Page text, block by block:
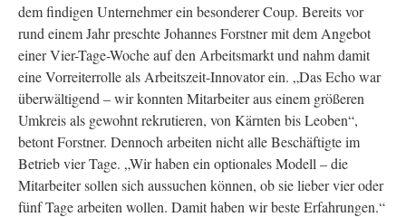
dem findigen Unternehmer ein besonderer Coup. Bereits vor
rund einem Jahr preschte Johannes Forstner mit dem Angebot
einer Vier-Tage-Woche auf den Arbeitsmarkt und nahm damit
eine Vorreiterrolle als Arbeitszeit-Innovator ein. „Das Echo war
überwältigend – wir konnten Mitarbeiter aus einem größeren
Umkreis als gewohnt rekrutieren, von Kärnten bis Leoben“,
betont Forstner. Dennoch arbeiten nicht alle Beschäftigte im
Betrieb vier Tage. „Wir haben ein optionales Modell – die
Mitarbeiter sollen sich aussuchen können, ob sie lieber vier oder
fünf Tage arbeiten wollen. Damit haben wir beste Erfahrungen.“